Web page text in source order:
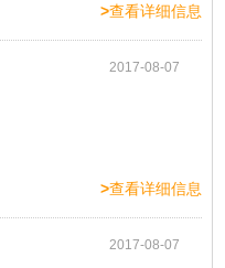
>查看详细信息
2017-08-07
>查看详细信息
2017-08-07